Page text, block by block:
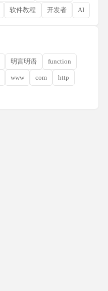
软件教程 开发者 AI
明言明语 function
www com http